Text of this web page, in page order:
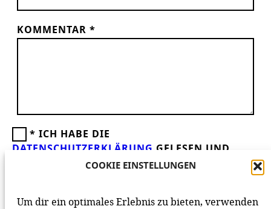
COOKIE EINSTELLUNGEN
Um dir ein optimales Erlebnis zu bieten, verwenden
KOMMENTAR *
* ICH HABE DIE
DATENSCHUTZERKLÄRUNG GELESEN UND
AKZEPTIERE DIESE.WIR FREUEN UNS ÜBER
MITEINANDER AUF UNSERER SEITE.